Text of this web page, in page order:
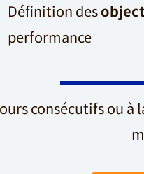
Définition des
performance
consécutifs ou